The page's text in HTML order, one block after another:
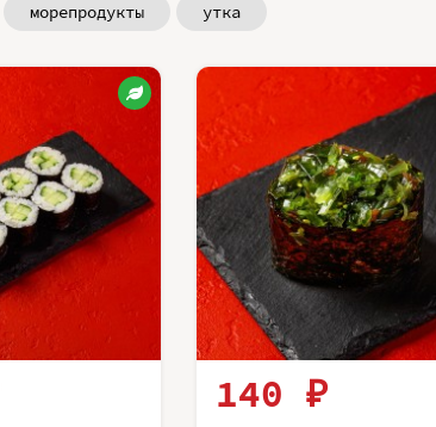
морепродукты утка
140 ₽